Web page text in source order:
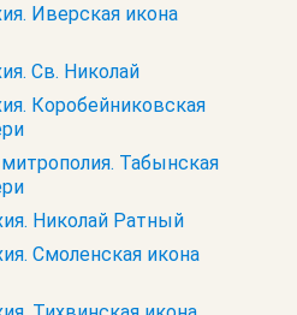
Иверская икона
Св. Николай
Коробейниковская
Табынская
Николай Ратный
Смоленская икона